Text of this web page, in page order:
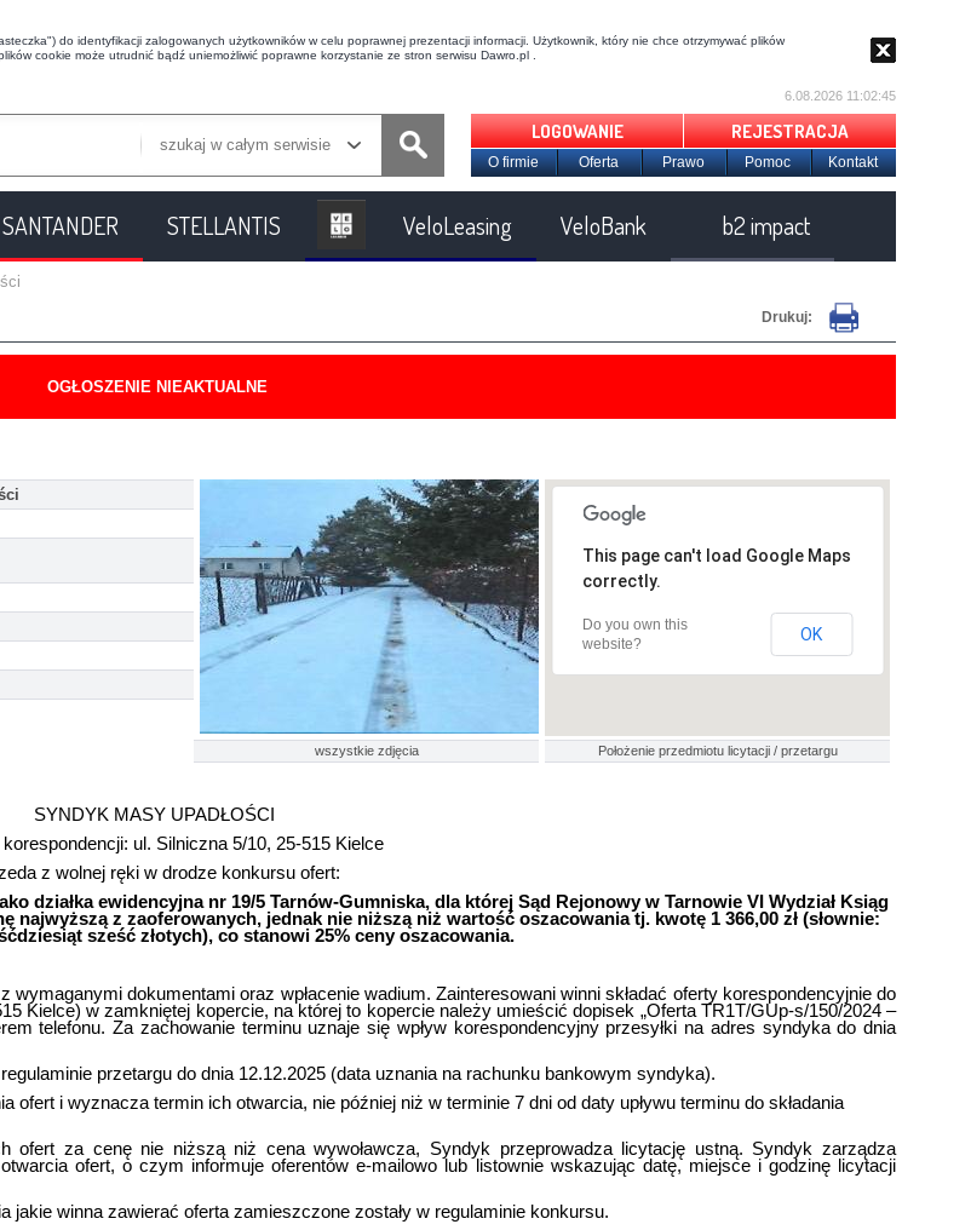
do identyfikacji zalogowanych użytkowników w celu poprawnej prezentacji informacji. Użytkownik, który nie chce otrzymywać plików
cookie może utrudnić bądź uniemożliwić poprawne korzystanie ze stron serwisu Dawro.pl .
szukaj w całym serwisie
6.08.2026 11:02:46
LOGOWANIE REJESTRACJA
O firmie Oferta Prawo Pomoc Kontakt
STELLANTIS VeloLeasing VeloBank b2 impact
Drukuj:
OGŁOSZENIE NIEAKTUALNE
wszystkie zdjęcia
This page can't load Google Maps
correctly.
Do you own this
website?
OK
Położenie przedmiotu licytacji / przetargu
SYNDYK MASY UPADŁOŚCI
ul. Silniczna 5/10, 25-515 Kielce
z wolnej ręki w drodze konkursu ofert:
działka ewidencyjna nr 19/5 Tarnów-Gumniska, dla której Sąd Rejonowy w Tarnowie VI Wydział Ksiąg
najwyższą z zaoferowanych, jednak nie niższą niż wartość oszacowania tj. kwotę 1 366,00 zł (słownie:
sześć złotych), co stanowi 25% ceny oszacowania.
dokumentami oraz wpłacenie wadium. Zainteresowani winni składać oferty korespondencyjnie do
Kielce) w zamkniętej kopercie, na której to kopercie należy umieścić dopisek „Oferta TR1T/GUp-s/150/2024 –
telefonu. Za zachowanie terminu uznaje się wpływ korespondencyjny przesyłki na adres syndyka do dnia
przetargu do dnia 12.12.2025 (data uznania na rachunku bankowym syndyka).
ofert i wyznacza termin ich otwarcia, nie później niż w terminie 7 dni od daty upływu terminu do składania
ofert za cenę nie niższą niż cena wywoławcza, Syndyk przeprowadza licytację ustną. Syndyk zarządza
ofert, o czym informuje oferentów e-mailowo lub listownie wskazując datę, miejsce i godzinę licytacji
winna zawierać oferta zamieszczone zostały w regulaminie konkursu.